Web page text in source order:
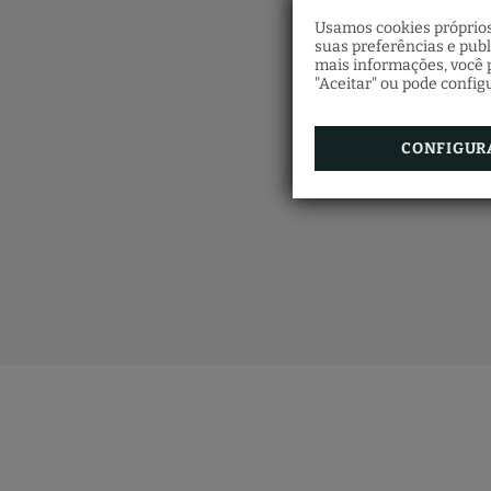
Usamos cookies
suas preferências e
mais informações, você
"Aceitar" ou pode